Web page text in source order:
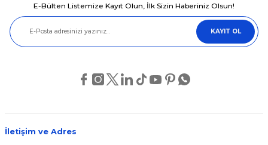
Ürün resmi kalitesiz, bozuk veya görüntülenemiyor.
Ürün açıklamasında eksik bilgiler bulunuyor.
Bu ürüne benzer farklı alternatifler olmalı.
E-Bülten Listemize Kayıt Olun, İlk Sizin Haberiniz Olsun!
KAYIT OL
İletişim ve Adres